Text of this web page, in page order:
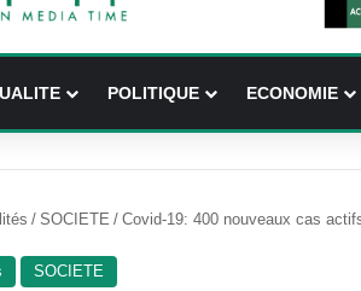
POLITIQUE ECONOMIE
/ SOCIETE / Covid-19: 400 nouveaux cas
SOCIETE